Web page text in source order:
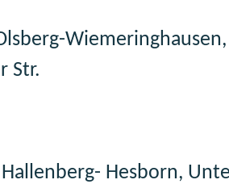
Str.
Hesborn,